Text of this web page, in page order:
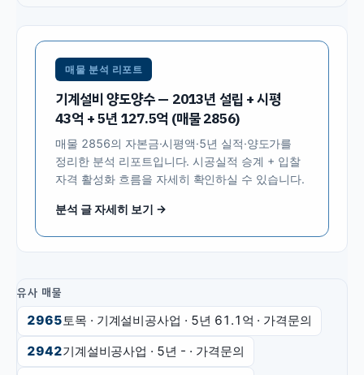
매물 분석 리포트
기계설비 양도양수 — 2013년 설립 + 시평
43억 + 5년 127.5억 (매물 2856)
매물 2856의 자본금·시평액·5년 실적·양도가를
정리한 분석 리포트입니다. 시공실적 승계 + 입찰
자격 활성화 흐름을 자세히 확인하실 수 있습니다.
분석 글 자세히 보기 →
유사 매물
2965토목 · 기계설비공사업 · 5년 61.1억 · 가격문의
2942기계설비공사업 · 5년 - · 가격문의